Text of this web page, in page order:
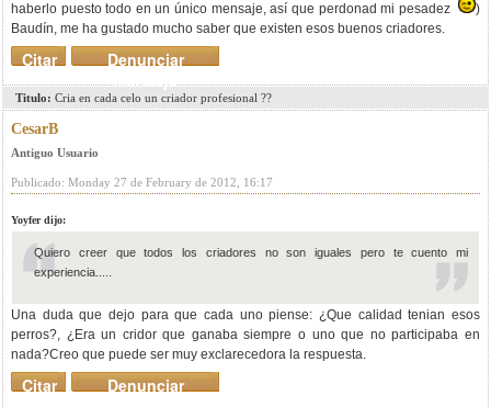
haberlo puesto todo en un único mensaje, así que perdonad mi pesadez
)
Baudín, me ha gustado mucho saber que existen esos buenos criadores.
Denunciar
mensaje
Citar
Titulo: Cria en cada celo un criador profesional ??
CesarB
Antiguo Usuario
Publicado: Monday 27 de February de 2012, 16:17
Yoyfer dijo:
Quiero creer que todos los criadores no son iguales pero te cuento mi
experiencia.....
Una duda que dejo para que cada uno piense: ¿Que calidad tenian esos
perros?, ¿Era un cridor que ganaba siempre o uno que no participaba en
nada?Creo que puede ser muy exclarecedora la respuesta.
Denunciar
Citar